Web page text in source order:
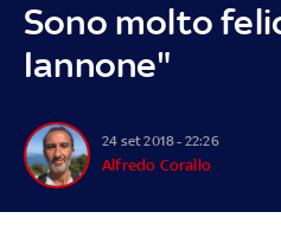
Sono molto
Iannone"
24 set 2018 - 22:26
Alfredo Corallo